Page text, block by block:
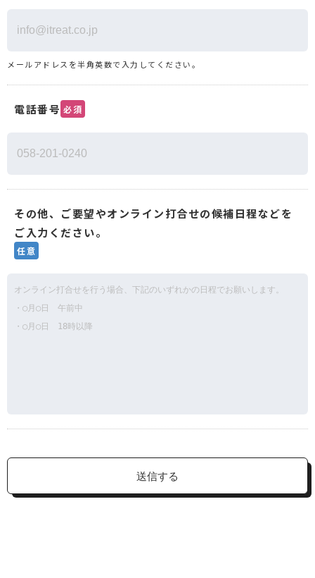
メールアドレスを半角英数で入力してください。
電話番号 必須
その他、ご要望やオンライン打合せの候補日程などを
ご入力ください。
任意